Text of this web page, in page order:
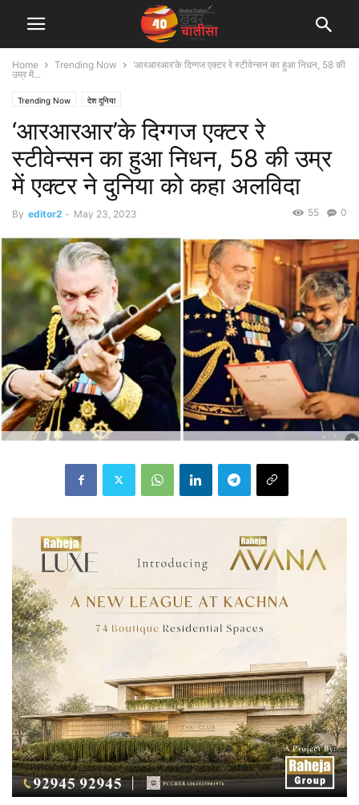
Home Trending Now
‘आरआरआर’के दिग्गज एक्टर रे स्टीवेन्सन का हुआ निधन, 58 की
उम्र में...
Trending Now देश दुनिया
‘आरआरआर’के दिग्गज एक्टर रे
स्टीवेन्सन का हुआ निधन, 58 की उम्र
में एक्टर ने दुनिया को कहा अलविदा
By editor2 - May 23, 2023 0
55